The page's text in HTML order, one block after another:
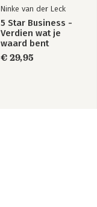
Ninke van der Leck
5 Star Business -
Verdien wat je
waard bent
€ 29,95